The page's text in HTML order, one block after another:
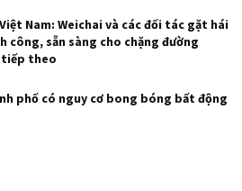
Nam: Weichai và các đối tác gặt hái
công, sẵn sàng cho chặng đường
theo
phố có nguy cơ bong bóng bất động